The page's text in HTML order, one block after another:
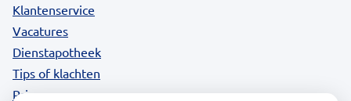
Klantenservice
Vacatures
Dienstapotheek
Tips of klachten
Privacy